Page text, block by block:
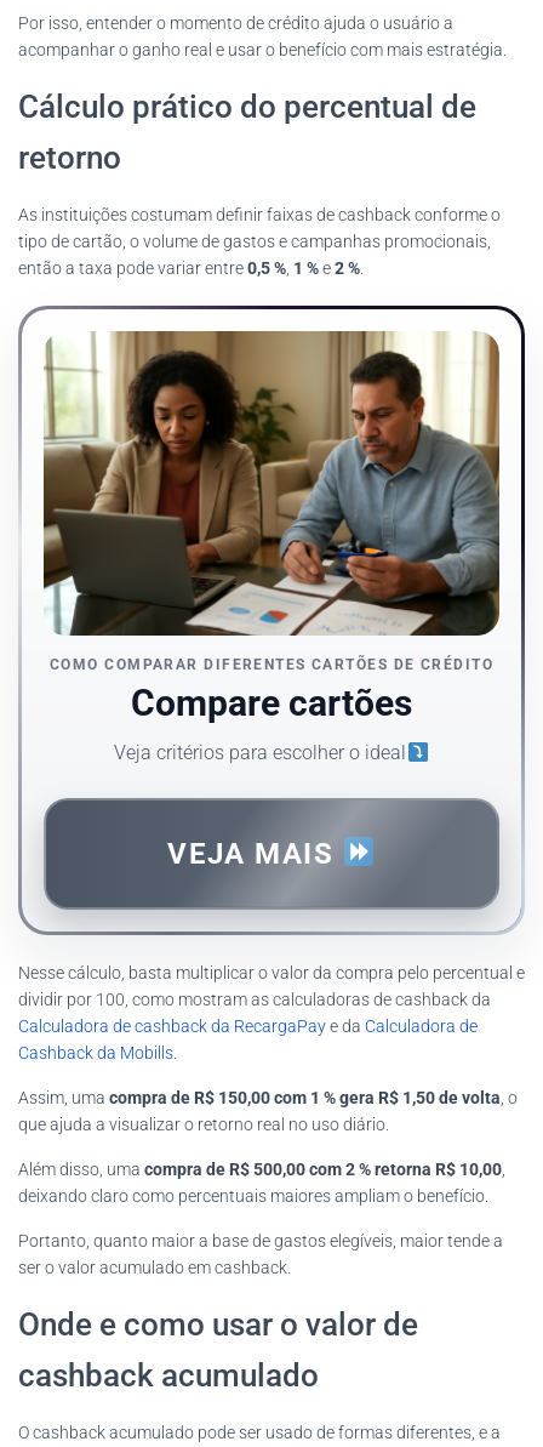
Por isso, entender o momento de crédito ajuda o usuário a
acompanhar o ganho real e usar o benefício com mais estratégia.
Cálculo prático do percentual de
retorno
As instituições costumam definir faixas de cashback conforme o
tipo de cartão, o volume de gastos e campanhas promocionais,
então a taxa pode variar entre0,5 %, 1 %e2 %.
COMO COMPARAR DIFERENTES CARTÕES DE CRÉDITO
Compare cartões
Veja critérios para escolher o ideal
VEJA MAIS
Nesse cálculo, basta multiplicar o valor da compra pelo percentual e
dividir por 100, como mostram as calculadoras de cashback da
Calculadora de cashback da RecargaPaye da Calculadora de
Cashback da Mobills
Assim, uma compra de R$ 150,00 com 1 % gera R$ 1,50 de volta , o
que ajuda a visualizar o retorno real no uso diário.
Além disso, uma compra de R$ 500,00 com 2 % retorna R$ 10,00
deixando claro como percentuais maiores ampliam o benefício.
Portanto, quanto maior a base de gastos elegíveis, maior tende a
ser o valor acumulado em cashback.
Onde e como usar o valor de
cashback acumulado
O cashback acumulado pode ser usado de formas diferentes, e a